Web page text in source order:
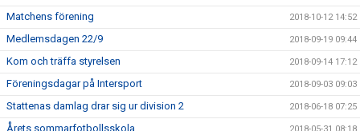
Matchens förening 2018-10-12 14:52
Medlemsdagen 22/9 2018-09-19 09:44
Kom och träffa styrelsen 2018-09-14 17:12
Föreningsdagar på Intersport 2018-09-03 09:03
Stattenas damlag drar sig ur division 2 2018-06-18 07:25
Årets sommarfotbollsskola